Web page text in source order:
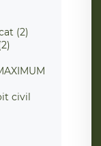
(2)
civil